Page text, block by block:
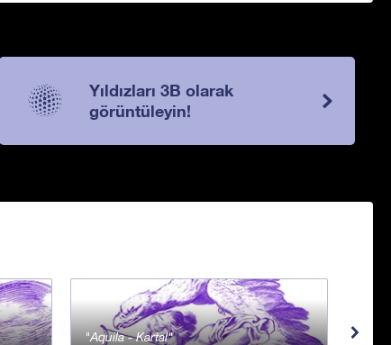
Yıldızları 3B olarak
görüntüleyin!
Aquila - Kartal